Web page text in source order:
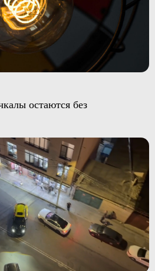
остаются без